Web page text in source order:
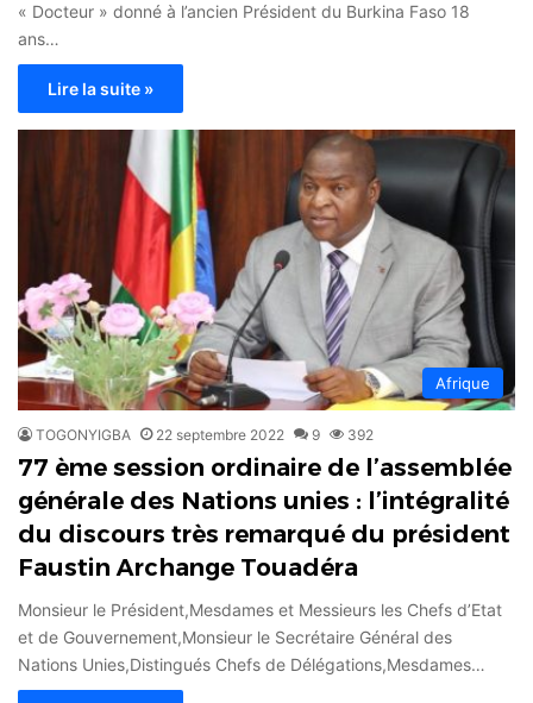
« Docteur » donné à l’ancien Président du Burkina Faso 18
ans…
Lire la suite »
Afrique
TOGONYIGBA 22 septembre 2022 9 392
77 ème session ordinaire de l’assemblée
générale des Nations unies : l’intégralité
du discours très remarqué du président
Faustin Archange Touadéra
Monsieur le Président,Mesdames et Messieurs les Chefs d’Etat
et de Gouvernement,Monsieur le Secrétaire Général des
Nations Unies,Distingués Chefs de Délégations,Mesdames…